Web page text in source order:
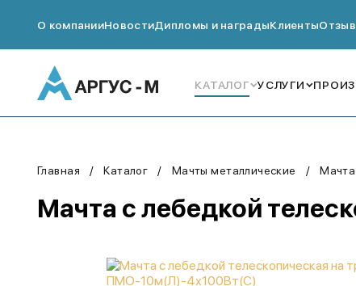
О компанииНовостиДипломы и наградыКлиенты
КАТАЛОГ УСЛУГИ
Главная Каталог Мачты металлические Мачта
Мачта с лебедкой